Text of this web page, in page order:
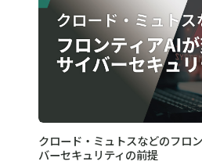
クロード・ミュトスなどのフロ
バーセキュリティの前提